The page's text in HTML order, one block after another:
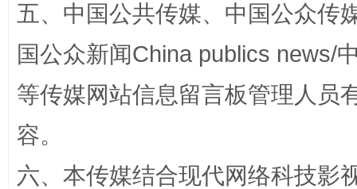
招工难、用工荒背后
五、中国公共传媒、中国公众传
国公众新闻China publics news/
等传媒网站信息留言板管理人员
容。
六、本传媒结合现代网络科技影